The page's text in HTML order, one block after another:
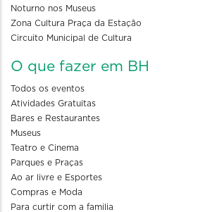
Noturno nos Museus
Zona Cultura Praça da Estação
Circuito Municipal de Cultura
O que fazer em BH
Todos os eventos
Atividades Gratuitas
Bares e Restaurantes
Museus
Teatro e Cinema
Parques e Praças
Ao ar livre e Esportes
Compras e Moda
Para curtir com a familia